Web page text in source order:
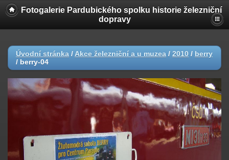
Fotogalerie Pardubického spolku historie železniční
dopravy
Úvodní stránka / Akce železniční a u muzea / 2010 / berry
/ berry-04